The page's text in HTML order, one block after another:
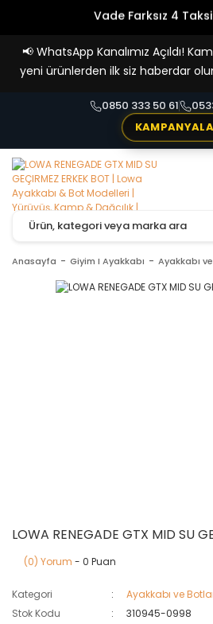
Vade Farksız 4
📢 WhatsApp Kanalımız Açıldı!
yeni ürünlerden ilk siz haberdar
0850 333 50 61
Anasayfa Giyim I Ayakkabı Ayakkabı
LOWA RENEGADE GTX MID SU
(0) Yorum - 0 Puan
Kategori
Ayakkabı ve
Stok Kodu
310945-0998